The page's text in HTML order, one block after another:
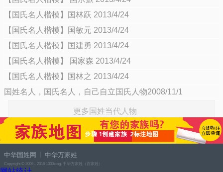
【国氏名人楷模】国林跃 2013/4/24
【国氏名人楷模】国敏元 2013/4/24
【国氏名人楷模】国建勇 2013/4/24
【国氏名人楷模】 国家森 2013/4/24
【国氏名人楷模】国林之 2013/4/24
国姓名人，国氏名人，自己自立国氏人物2008/11/1
更多国姓当代人物
中华国姓网 中华万家姓
Copyright © 2006 - 2016 1000xing. 中华万家姓（百家姓）